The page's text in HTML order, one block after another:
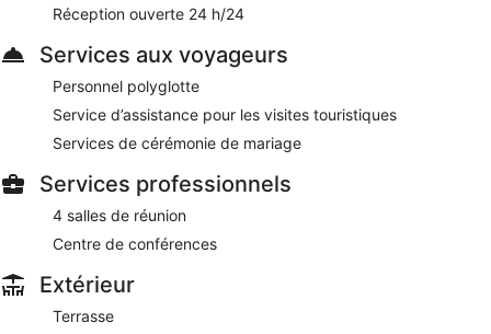
Un service d'étage (horaires limités) est disponible.
Réception ouverte 24 h/24
Services aux voyageurs
Personnel polyglotte
Service d’assistance pour les visites touristiques
Services de cérémonie de mariage
Services professionnels
4 salles de réunion
Centre de conférences
Extérieur
Terrasse